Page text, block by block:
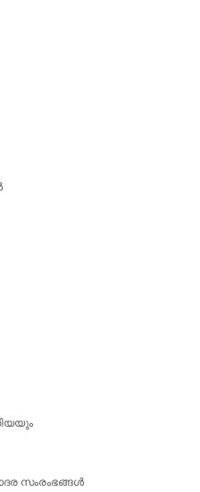
സംരംഭങ്ങള്‍